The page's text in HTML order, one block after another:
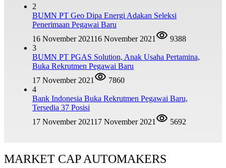
2
BUMN PT Geo Dipa Energi Adakan Seleksi
Penerimaan Pegawai Baru
16 November 202116 November 2021
9388
3
BUMN PT PGAS Solution, Anak Usaha Pertamina,
Buka Rekrutmen Pegawai Baru
17 November 2021
7860
4
Bank Indonesia Buka Rekrutmen Pegawai Baru,
Tersedia 37 Posisi
17 November 202117 November 2021 5692
MARKET CAP AUTOMAKERS